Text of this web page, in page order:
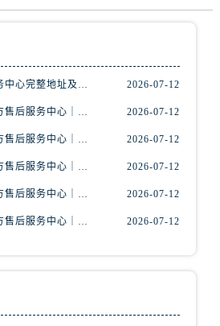
辽宁省营口市站前区市府路与渤海大街交叉口浪琴售后服务中心（需提前预约）
浪琴中国官方售后服务中心完整地址及热线实地考察报告+多信源验证（2026年7月最新） 2026-07-12
亲身探访浪琴青岛官方售后服务中心｜最新电话及地址（2026年7月最新） 2026-07-12
亲身探访浪琴南昌官方售后服务中心｜最新电话及地址（2026年7月最新） 2026-07-12
亲身探访浪琴宁波官方售后服务中心｜网点地址及售后热线（2026年7月最新） 2026-07-12
亲身探访浪琴东莞官方售后服务中心｜地址与联系电话（2026年7月最新） 2026-07-12
亲身探访浪琴嘉兴官方售后服务中心｜热线电话与网点地址（2026年7月最新） 2026-07-12